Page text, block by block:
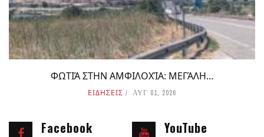
ΦΩΤΙΆ ΣΤΗΝ ΑΜΦΙΛΟΧΊΑ: ΜΕΓΆΛΗ...
ΕΙΔΗΣΕΙΣ ΑΥΓ 01, 2026
Facebook YouTube